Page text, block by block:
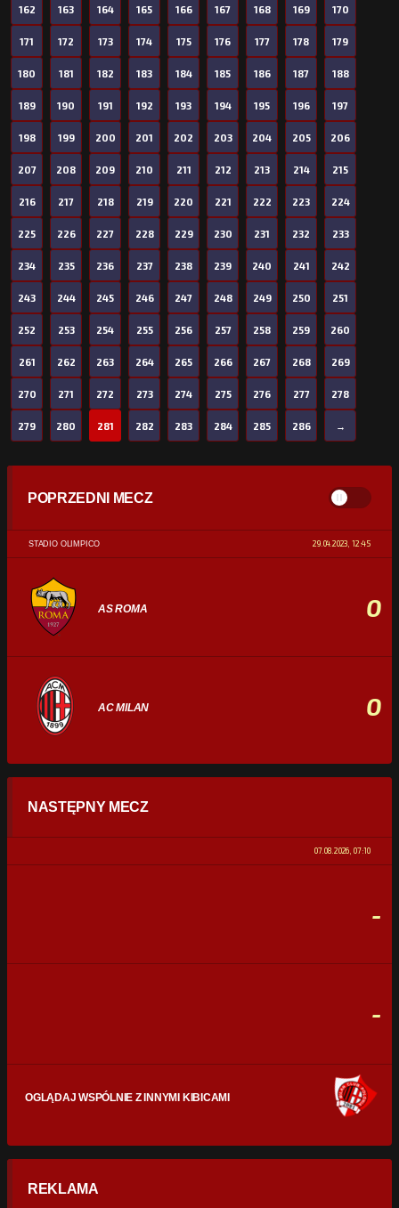
162 163 164 165 166 167 168 169 170
171 172 173 174 175 176 177 178 179
180 181 182 183 184 185 186 187 188
189 190 191 192 193 194 195 196 197
198 199 200 201 202 203 204 205 206
207 208 209 210 211 212 213 214 215
216 217 218 219 220 221 222 223 224
225 226 227 228 229 230 231 232 233
234 235 236 237 238 239 240 241 242
243 244 245 246 247 248 249 250 251
252 253 254 255 256 257 258 259 260
261 262 263 264 265 266 267 268 269
270 271 272 273 274 275 276 277 278
279 280 281 282 283 284 285 286 →
POPRZEDNI MECZ
STADIO OLIMPICO 29.04.2023, 12:45
AS ROMA 0
AC MILAN 0
STATYSTYKI
0% 100%
NASTĘPNY MECZ
07.08.2026, 07:10
-
-
OGLĄDAJ WSPÓLNIE Z INNYMI KIBICAMI
REKLAMA